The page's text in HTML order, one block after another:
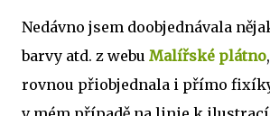
Nedávno jsem doobjednávala
barvy atd. z webu Malířské plátno
rovnou přiobjednala i přímo